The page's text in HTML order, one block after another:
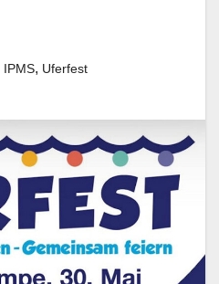
IPMS, Uferfest